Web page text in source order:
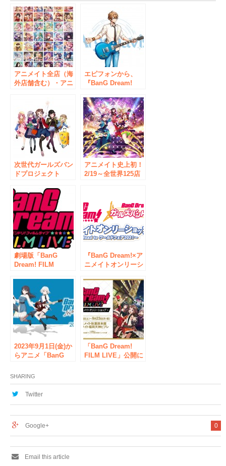
アニメイト全店（海
外店舗含む）・アニ
テにて「ガルパ5周
年記念 BanG
Dream!×アニメイト
ワールドフェア
2022」が2月11日か
らスタート！
エピフォンから、
『BanG Dream!
のボーイズバンドプ
ロジェクト
『ARGONAVIS
from BanG
Dream!』のギタリ
スト五稜結人のシグ
ネチャー・モデル発
売開始！
次世代ガールズバン
ドプロジェクト
（バンドリ！）」
「BanG Dream!×ア
ニメイト ワールド
フェア2020」が
2020年2月14日より
開催
アニメイト史上初！
2/19～全世界125店
ニメイトワールドフ
ェア』
劇場版「BanG
Dream! FILM
応援店が8/24より開
催！
『BanG Dream!×ア
ニメイトオンリーシ
ワールドフェア2021
～』が1月16日(土)よ
り開催！
2023年9月1日(金)か
らアニメ「BanG
MyGO!!!!!」×アトレ
秋葉原 POP UP
STOREが開催！
「BanG Dream!
FILM LIVE」公開に
リーショップ&応援
SHARING
Twitter
0
Google+
Email this article